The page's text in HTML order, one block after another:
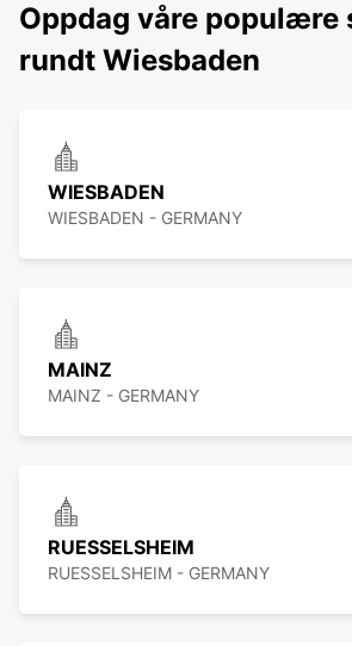
Oppdag våre populære
rundt Wiesbaden
WIESBADEN
WIESBADEN - GERMANY
MAINZ
MAINZ - GERMANY
RUESSELSHEIM
RUESSELSHEIM - GERMANY